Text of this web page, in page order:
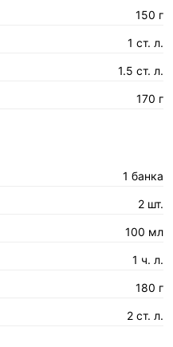
150 г
1 ст. л.
1.5 ст. л.
170 г
1 банка
2 шт.
100 мл
1 ч. л.
180 г
2 ст. л.